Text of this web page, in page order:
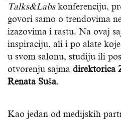
Talks&Labskonferenciju,
govori samo o trendovima
izazovima i rastu. Na ovaj
inspiraciju, ali i po alate
u svom salonu, studiju ili
otvorenju sajma direktorica
Renata Suša.
Kao jedan od medijskih